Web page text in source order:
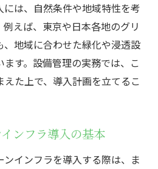
ラ整備で設備管理が得る効
活きるグリーンインフラ維
ラ整備の課題と設備管理対
考えるグリーンインフラ維
は、自然条件や地域特性を考
えば、東京や日本各地のグリ
地域に合わせた緑化や浸透設
す。設備管理の実務では、こ
えた上で、導入計画を立てるこ
ンフラ導入の基本
インフラを導入する際は、ま